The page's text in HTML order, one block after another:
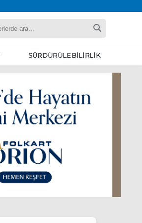
SÜRDÜRÜLEBILIRLIK